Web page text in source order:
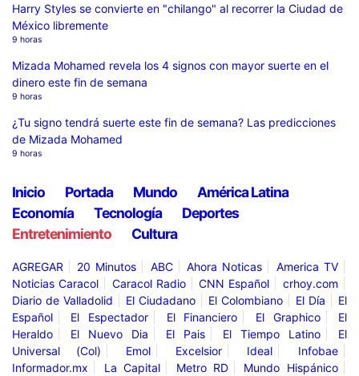
Harry Styles se convierte en "chilango" al recorrer la Ciudad de
México libremente
9 horas
Mizada Mohamed revela los 4 signos con mayor suerte en el
dinero este fin de semana
9 horas
¿Tu signo tendrá suerte este fin de semana? Las predicciones
de Mizada Mohamed
9 horas
Inicio Portada Mundo
América Latina
Economía
Tecnología
Deportes
Entretenimiento
Cultura
AGREGAR 20 Minutos ABC Ahora Noticas
America TV
Noticias Caracol
Caracol Radio CNN Español
crhoy.com
Diario de Valladolid
El Ciudadano El Colombiano El Día
El
Español
El Espectador El Financiero El Graphico
El
Heraldo
El Nuevo Dia El Pais El Tiempo Latino
El
Universal (Col)
Emol Excelsior Ideal
Infobae
Informador.mx
La Capital Metro RD Mundo Hispánico